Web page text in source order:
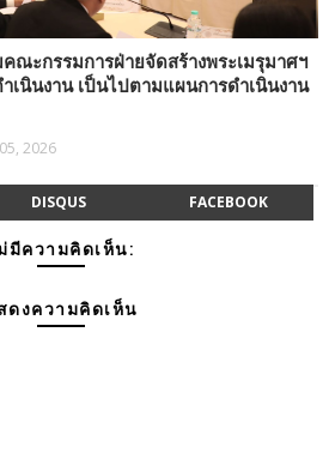
ณะกรรมการฝ่ายจัดสร้างพระเมรุมาศฯ
นินงาน เป็นไปตามแผนการดำเนินงาน
2026
DISQUS FACEBOOK
มีความคิดเห็น:
ดงความคิดเห็น